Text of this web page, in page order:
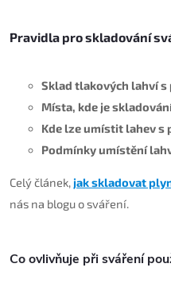
Pravidla pro skladování
Sklad tlakových lahví s
Místa, kde je
Kde lze umístit lahev s
Podmínky umístění
Celý článek, jak skladovat
nás na blogu o sváření.
Co ovlivňuje při sváření